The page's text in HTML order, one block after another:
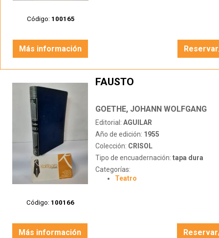
Código: 100165
Más información
Código: 100166
FAUSTO
GOETHE, JOHANN WOLFGANG
Editorial: AGUILAR
Año de edición: 1955
Colección: CRISOL
Tipo de encuadernación: tapa dura
Categorías:
Teatro
Más información